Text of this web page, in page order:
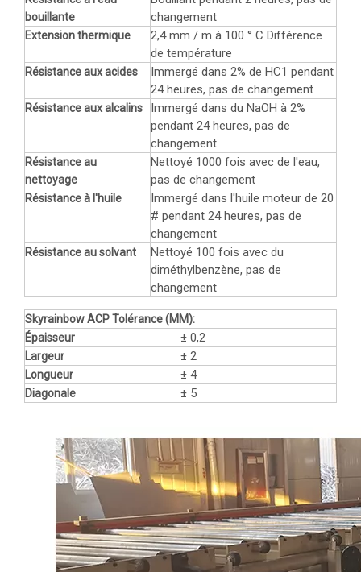
bouillante
changement
Extension thermique
2,4 mm / m à 100 ° C Différence
de température
Résistance aux acides
Immergé dans 2% de HC1 pendant
24 heures, pas de changement
Résistance aux alcalins
Immergé dans du NaOH à 2%
pendant 24 heures, pas de
changement
Résistance au
nettoyage
Nettoyé 1000 fois avec de l'eau,
pas de changement
Résistance à l'huile
Immergé dans l'huile moteur de 20
# pendant 24 heures, pas de
changement
Résistance au solvant
Nettoyé 100 fois avec du
diméthylbenzène, pas de
changement
Skyrainbow ACP Tolérance (MM):
Épaisseur
± 0,2
Largeur ± 2
Longueur ± 4
Diagonale ± 5